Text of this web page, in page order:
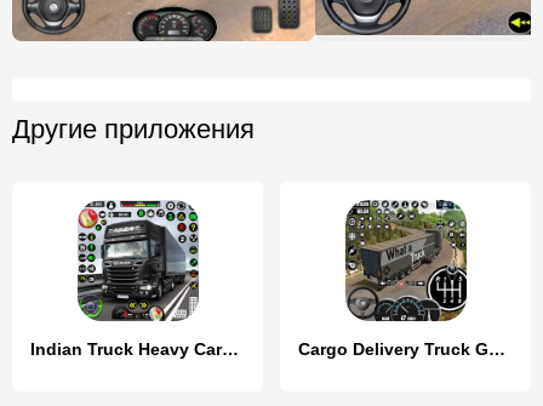
Другие приложения
Indian Truck Heavy Cargo Duty Cargo Delivery Truck Games 3D